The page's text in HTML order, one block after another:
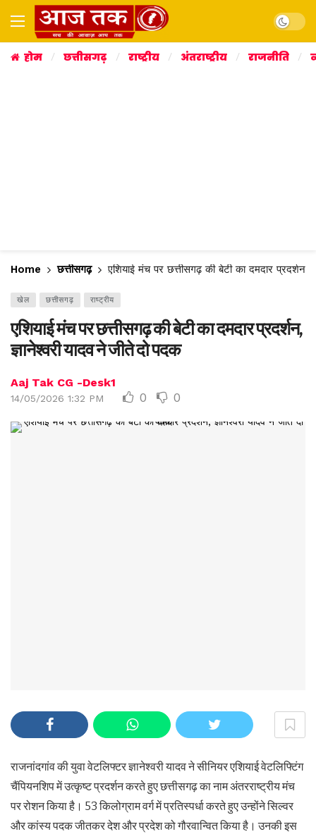
Dark
होम छत्तीसगढ़ राष्ट्रीय अंतराष्ट्रीय राजनीति
Home छत्तीसगढ़ एशियाई मंच पर छत्तीसगढ़ की बेटी का दमदार प्रदर्शन,
खेल छत्तीसगढ़ राष्ट्रीय
एशियाई मंच पर छत्तीसगढ़ की बेटी का दमदार प्रदर्शन,
ज्ञानेश्वरी यादव ने जीते दो पदक
Aaj Tak CG -Desk1
14/05/2026 1:32 PM 0 0
राजनांदगांव की युवा वेटलिफ्टर ज्ञानेश्वरी यादव ने सीनियर एशियाई वेटलिफ्टिंग
चैंपियनशिप में उत्कृष्ट प्रदर्शन करते हुए छत्तीसगढ़ का नाम अंतरराष्ट्रीय मंच
पर रोशन किया है। 53 किलोग्राम वर्ग में प्रतिस्पर्धा करते हुए उन्होंने सिल्वर
और कांस्य पदक जीतकर देश और प्रदेश को गौरवान्वित किया है। उनकी इस